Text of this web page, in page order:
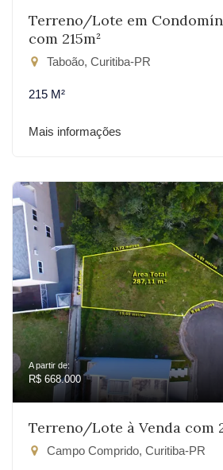
Terreno/Lote em
com 215m²
Taboão, Curitiba-PR
215 M²
Mais informações
A partir de:
R$ 668.000
Terreno/Lote à Venda com
Campo Comprido, Curitiba-PR